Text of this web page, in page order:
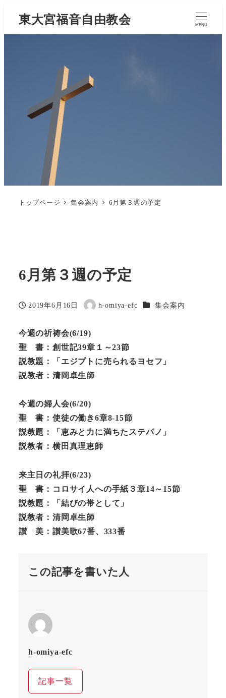
東大宮福音自由教会 MENU
トップページ 集会案内 6月第３週の予定
6月第３週の予定
投稿日
2019年6月16日
著
h-omiya-efc カテゴリー
集会案内
今週の祈祷会(6/19)
聖 書：創世記39章１～23節
説教題：「エジプトに売られるヨセフ」
説教者：清岡卓生師
今週の婦人会(6/20)
聖 書：使徒の働き6章8-15節
説教題：「恵みと力に満ちたステパノ」
説教者：横田真理恵師
来主日の礼拝(6/23)
聖 書：コロサイ人への手紙３章14～15節
説教題：「結びの帯として」
説教者：清岡卓生師
讃 美：讃美歌67番、333番
この記事を書いた人
h-omiya-efc
記事一覧